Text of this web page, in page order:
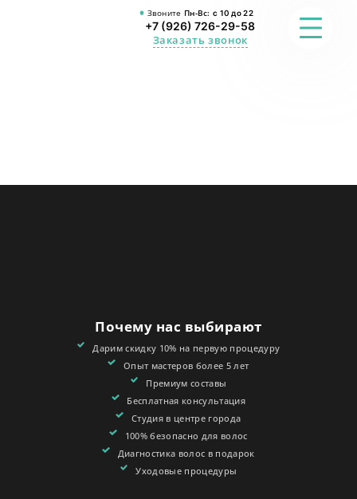
Звоните Пн-Вс:с 10 до 22
+7 (926) 726-29-58
Заказать звонок
КОНТАКТЫПочему нас выбирают
Дарим скидку 10% на первую процедуру
Опыт мастеров более 5 лет
Премиум составы
Бесплатная консультация
Студия в центре города
100% безопасно для волос
Диагностика волос в подарок
Уходовые процедуры